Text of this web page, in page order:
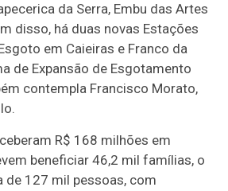
da Serra, Embu das Artes
disso, há duas novas Estações
em Caieiras e Franco da
de Expansão de Esgotamento
contempla Francisco Morato,
R$ 168 milhões em
beneficiar 46,2 mil famílias, o
de 127 mil pessoas, com